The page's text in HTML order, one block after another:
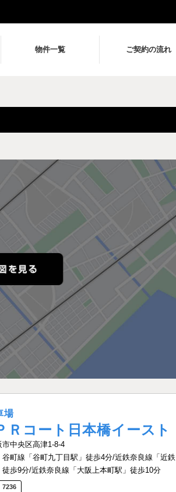
物件一覧 ご契約の流れ
場
Ｒコート日本橋イースト
市中央区高津1-8-4
谷町線「谷町九丁目駅」徒歩4分/近鉄奈良線「近鉄
徒歩9分/近鉄奈良線「大阪上本町駅」徒歩10分
7236